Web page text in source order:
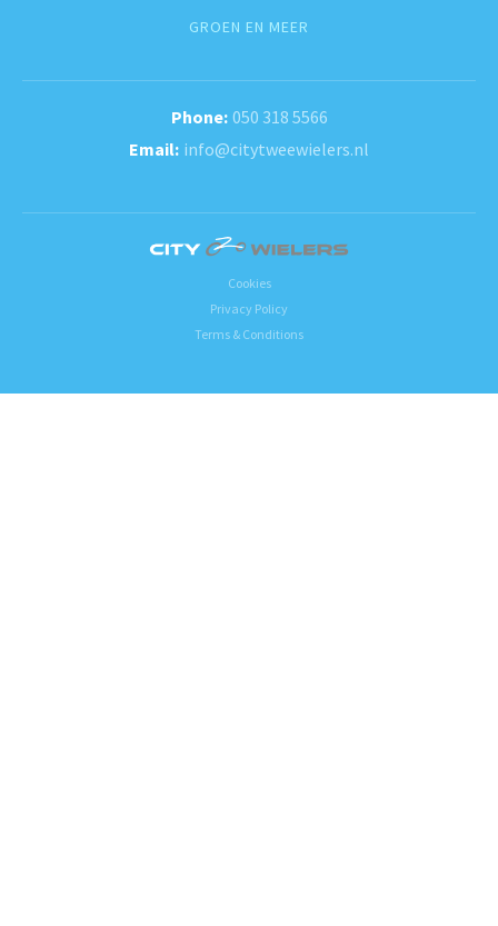
GROEN EN MEER
050 318 5566
info@citytweewielers.nl
Cookies
Privacy Policy
Terms & Conditions